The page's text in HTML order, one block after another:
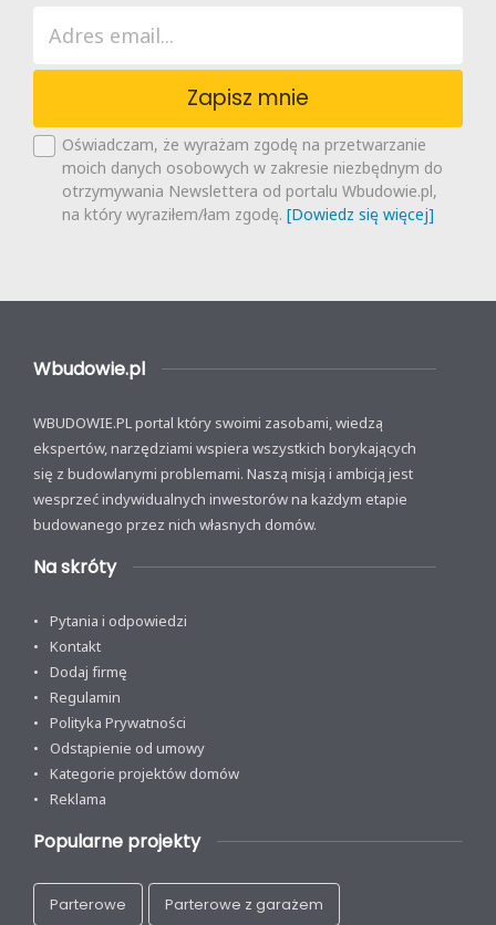
Zapisz mnie
Oświadczam, że wyrażam zgodę na przetwarzanie
moich danych osobowych w zakresie niezbędnym do
otrzymywania Newslettera od portalu Wbudowie.pl,
na który wyraziłem/łam zgodę. [Dowiedz się więcej]
Wbudowie.pl
WBUDOWIE.PL portal który swoimi zasobami, wiedzą
ekspertów, narzędziami wspiera wszystkich borykających
się z budowlanymi problemami. Naszą misją i ambicją jest
wesprzeć indywidualnych inwestorów na każdym etapie
budowanego przez nich własnych domów.
Na skróty
Pytania i odpowiedzi
Kontakt
Dodaj firmę
Regulamin
Polityka Prywatności
Odstąpienie od umowy
Kategorie projektów domów
Reklama
Popularne projekty
Parterowe Parterowe z garażem